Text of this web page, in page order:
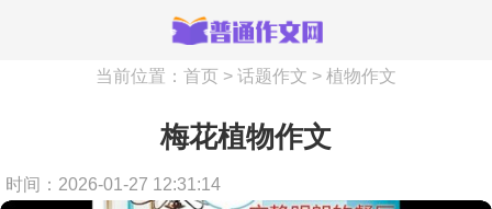
当前位置： 首页 > 话题作文 > 植物作文
梅花植物作文
时间：2026-01-27 12:31:14